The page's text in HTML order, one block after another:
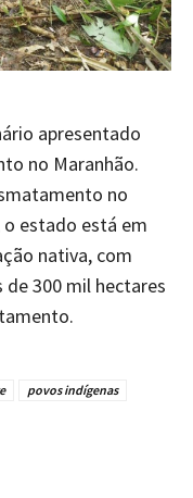
apresentado
no Maranhão.
no
o estado está em
nativa, com
de 300 mil hectares
povos indígenas